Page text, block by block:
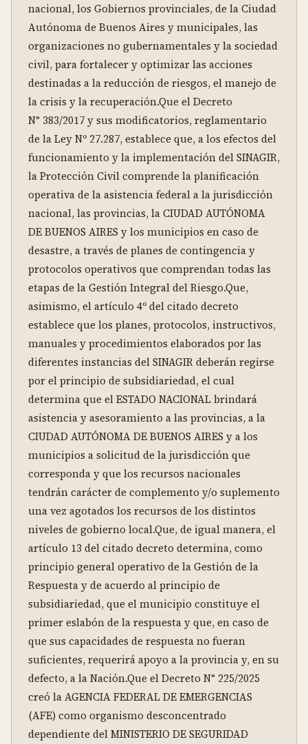
nacional, los Gobiernos provinciales, de la Ciudad
Autónoma de Buenos Aires y municipales, las
organizaciones no gubernamentales y la sociedad
civil, para fortalecer y optimizar las acciones
destinadas a la reducción de riesgos, el manejo de
la crisis y la recuperación.Que el Decreto
N° 383/2017 y sus modificatorios, reglamentario
de la Ley Nº 27.287, establece que, a los efectos del
funcionamiento y la implementación del SINAGIR,
la Protección Civil comprende la planificación
operativa de la asistencia federal a la jurisdicción
nacional, las provincias, la CIUDAD AUTÓNOMA
DE BUENOS AIRES y los municipios en caso de
desastre, a través de planes de contingencia y
protocolos operativos que comprendan todas las
etapas de la Gestión Integral del Riesgo.Que,
asimismo, el artículo 4º del citado decreto
establece que los planes, protocolos, instructivos,
manuales y procedimientos elaborados por las
diferentes instancias del SINAGIR deberán regirse
por el principio de subsidiariedad, el cual
determina que el ESTADO NACIONAL brindará
asistencia y asesoramiento a las provincias, a la
CIUDAD AUTÓNOMA DE BUENOS AIRES y a los
municipios a solicitud de la jurisdicción que
corresponda y que los recursos nacionales
tendrán carácter de complemento y/o suplemento
una vez agotados los recursos de los distintos
niveles de gobierno local.Que, de igual manera, el
artículo 13 del citado decreto determina, como
principio general operativo de la Gestión de la
Respuesta y de acuerdo al principio de
subsidiariedad, que el municipio constituye el
primer eslabón de la respuesta y que, en caso de
que sus capacidades de respuesta no fueran
suficientes, requerirá apoyo a la provincia y, en su
defecto, a la Nación.Que el Decreto N° 225/2025
creó la AGENCIA FEDERAL DE EMERGENCIAS
(AFE) como organismo desconcentrado
dependiente del MINISTERIO DE SEGURIDAD